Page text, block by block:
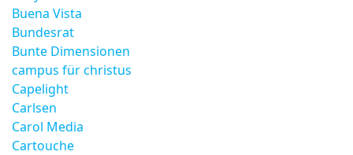
Buena Vista
Bundesrat
Bunte Dimensionen
campus für christus
Capelight
Carlsen
Carol Media
Cartouche